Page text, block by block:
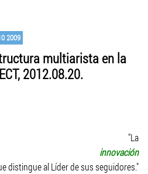
2009
multiarista en la
2012.08.20.
"La
innovación
distingue al Líder de sus seguidores."